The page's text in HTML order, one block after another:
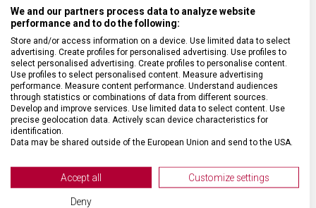
SPECIFIKACE PRODUKTU
DRUH ZBOŽÍ Kuchyňské vybavení
ZÁRUKA 24 měsíců
HMOTNOST
We and our partners process data to analyze website
performance and to do the following:
Store and/or access information on a device. Use limited data to select
advertising. Create profiles for personalised advertising. Use profiles to
select personalised advertising. Create profiles to personalise content.
Use profiles to select personalised content. Measure advertising
performance. Measure content performance. Understand audiences
through statistics or combinations of data from different sources.
Develop and improve services. Use limited data to select content. Use
precise geolocation data. Actively scan device characteristics for
identification.
Data may be shared outside of the European Union and send to the USA.
View Partner List (2 IAB Vendors)
We use your data for the following purposes:
Accept all Customize settings
Deny